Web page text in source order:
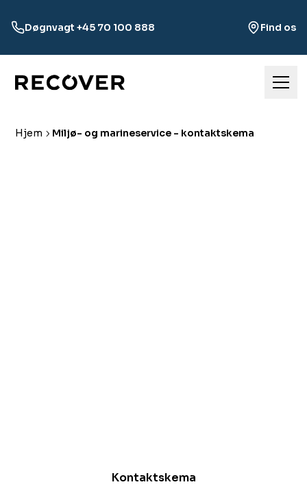
Døgnvagt +45 70 100 888 Find os
Hjem Miljø- og marineservice - kontaktskema
Kontaktskema